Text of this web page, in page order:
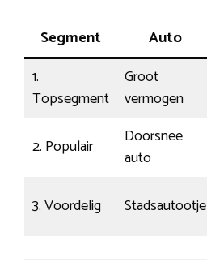
Segment Auto
1.
Topsegment
Groot
vermogen
2. Populair
Doorsnee
auto
3. Voordelig Stadsautootje